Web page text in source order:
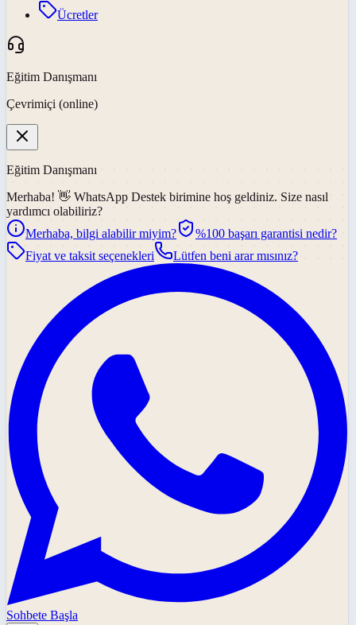
Ücretler
Eğitim Danışmanı
Çevrimiçi (online)
Eğitim Danışmanı
Merhaba! 👋 WhatsApp Destek birimine hoş geldiniz. Size nasıl
yardımcı olabiliriz?
Merhaba, bilgi alabilir miyim?
%100 başarı garantisi nedir?
Fiyat ve taksit seçenekleri
Lütfen beni arar mısınız?
Sohbete Başla